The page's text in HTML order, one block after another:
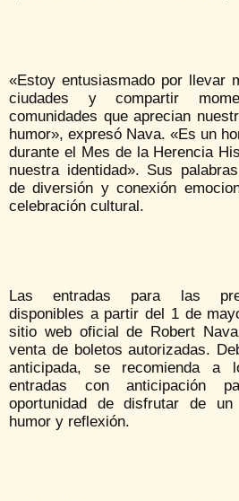
«Estoy entusiasmado por llevar
ciudades y compartir
comunidades que aprecian
humor», expresó Nava. «Es un
durante el Mes de la Herencia
nuestra identidad». Sus
de diversión y conexión
celebración cultural.
Las entradas para las
disponibles a partir del 1 de
sitio web oficial de Robert
venta de boletos autorizadas.
anticipada, se recomienda a
entradas con anticipación
oportunidad de disfrutar de
humor y reflexión.